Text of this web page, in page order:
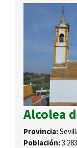
Alcolea
Provincia:
Población: